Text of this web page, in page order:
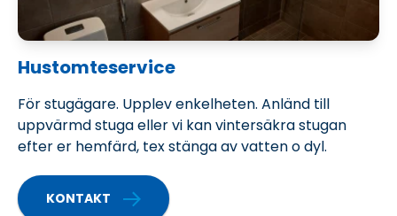
Hustomteservice
För stugägare. Upplev enkelheten. Anländ till
uppvärmd stuga eller vi kan vintersäkra stugan
efter er hemfärd, tex stänga av vatten o dyl.
KONTAKT
OM VÄRMEPUMPAR